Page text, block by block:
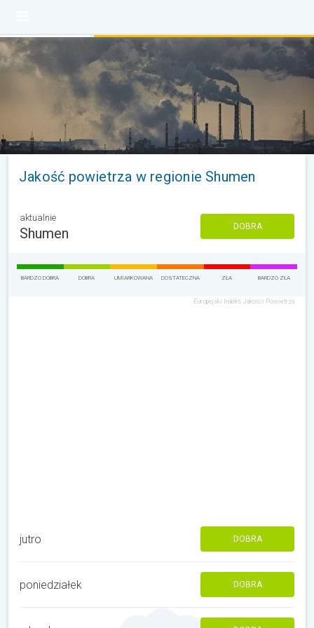
Jakość powietrza w regionie Shumen
aktualnie
Shumen DOBRA
BARDZO DOBRA DOBRA UMIARKOWANA DOSTATECZNA ZŁA BARDZO ZŁA
Europejski Indeks Jakości Powietrza
jutro DOBRA
poniedziałek DOBRA